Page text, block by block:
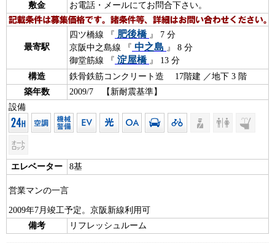
敷金
お電話・メールにてお問合下さい。
最寄駅
四ツ橋線 『 肥後橋 』 7 分
京阪中之島線 『 中之島 』 8 分
御堂筋線 『 淀屋橋 』 13 分
構造
鉄骨鉄筋コンクリート造 17階建 ／地下 3 階
築年数
2009/7 【新耐震基準】
設備
エレベーター 8基
営業マンの一言
2009年7月竣工予定。京阪新線利用可
備考
リフレッシュルーム